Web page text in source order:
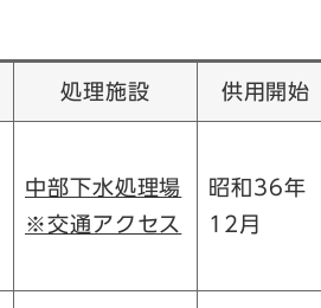
処理施設 供用開始
中部下水処理場
※交通アクセス
昭和36年
12月